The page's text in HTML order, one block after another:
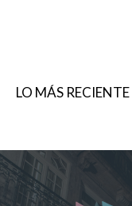
LO MÁS RECIENTE